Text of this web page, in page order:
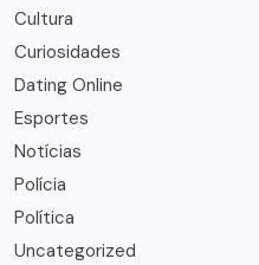
Cultura
Curiosidades
Dating Online
Esportes
Notícias
Polícia
Política
Uncategorized